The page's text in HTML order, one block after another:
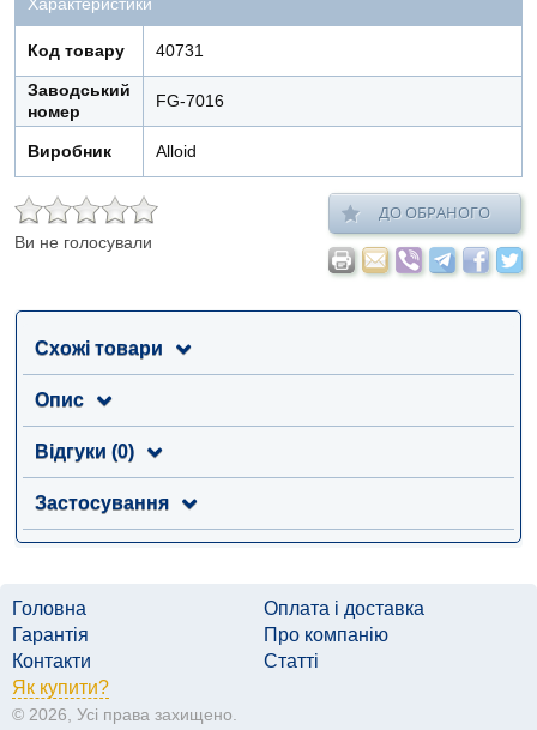
Код товару 40731
Заводський
номер
FG-7016
Виробник Alloid
Ви не голосували
ДО ОБРАНОГО
Схожі товари
Опис
Відгуки (0)
Застосування
Головна
Оплата і доставка
Гарантія
Про компанію
Контакти
Статті
Як купити?
© 2026, Усі права захищено.